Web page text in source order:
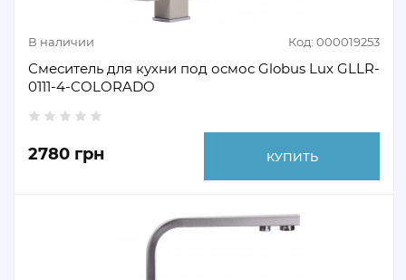
В наличии Код: 000019253
Смеситель для кухни под осмос Globus Lux GLLR-
0111-4-COLORADO
2780 грн КУПИТЬ